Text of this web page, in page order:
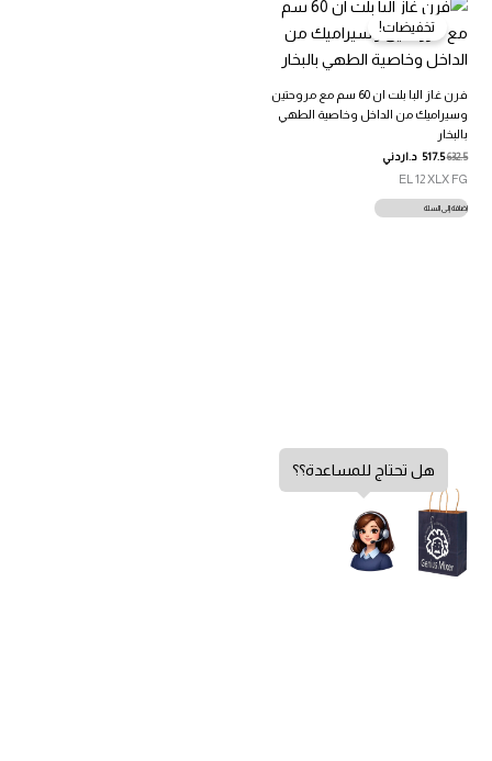
تخفيضات!
فرن غاز البا بلت ان 60 سم مع مروحتين
وسيراميك من الداخل وخاصية الطهي
بالبخار
632.5
517.5 د.اردني
EL 12 XLX FG
إضافة إلى السلة
هل تحتاج للمساعدة؟؟